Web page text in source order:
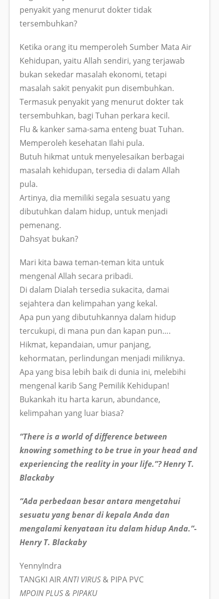
penyakit yang menurut dokter tidak
tersembuhkan?
Ketika orang itu memperoleh Sumber Mata Air
Kehidupan, yaitu Allah sendiri, yang terjawab
bukan sekedar masalah ekonomi, tetapi
masalah sakit penyakit pun disembuhkan.
Termasuk penyakit yang menurut dokter tak
tersembuhkan, bagi Tuhan perkara kecil.
Flu & kanker sama-sama enteng buat Tuhan.
Memperoleh kesehatan Ilahi pula.
Butuh hikmat untuk menyelesaikan berbagai
masalah kehidupan, tersedia di dalam Allah
pula.
Artinya, dia memiliki segala sesuatu yang
dibutuhkan dalam hidup, untuk menjadi
pemenang.
Dahsyat bukan?
Mari kita bawa teman-teman kita untuk
mengenal Allah secara pribadi.
Di dalam Dialah tersedia sukacita, damai
sejahtera dan kelimpahan yang kekal.
Apa pun yang dibutuhkannya dalam hidup
tercukupi, di mana pun dan kapan pun….
Hikmat, kepandaian, umur panjang,
kehormatan, perlindungan menjadi miliknya.
Apa yang bisa lebih baik di dunia ini, melebihi
mengenal karib Sang Pemilik Kehidupan!
Bukankah itu harta karun, abundance,
kelimpahan yang luar biasa?
“There is a world of difference between
knowing something to be true in your head and
experiencing the reality in your life.”? Henry T.
Blackaby
“Ada perbedaan besar antara mengetahui
sesuatu yang benar di kepala Anda dan
mengalami kenyataan itu dalam hidup Anda.”-
Henry T. Blackaby
YennyIndra
TANGKI AIRANTI VIRUS & PIPA PVC
MPOIN PLUS & PIPAKU